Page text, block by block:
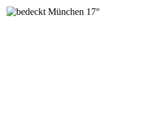
München 17°